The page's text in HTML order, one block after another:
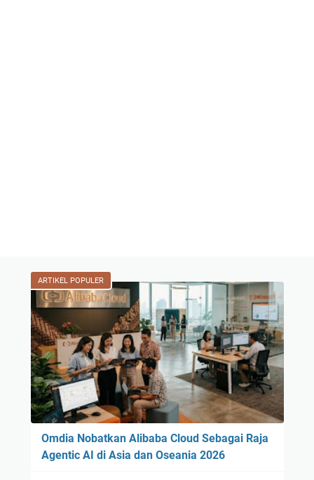
ARTIKEL POPULER
Omdia Nobatkan Alibaba Cloud Sebagai Raja
Agentic AI di Asia dan Oseania 2026